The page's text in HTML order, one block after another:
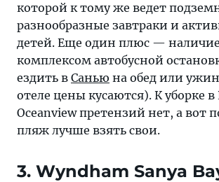
которой к тому же ведет
разнообразные завтраки и
детей. Еще один плюс —
комплексом автобусной
ездить в Санью на обед или
отеле цены кусаются). К уборке в
Oceanview претензий нет, а вот
пляж лучше взять свои.
3. Wyndham Sanya